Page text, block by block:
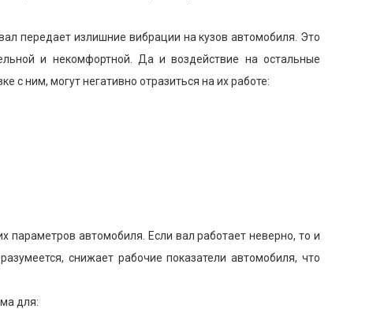
передает излишние вибрации на кузов автомобиля. Это
и некомфортной. Да и воздействие на остальные
с ним, могут негативно отразиться на их работе:
автомобиля. Если вал работает неверно, то и
снижает рабочие показатели автомобиля, что
для: